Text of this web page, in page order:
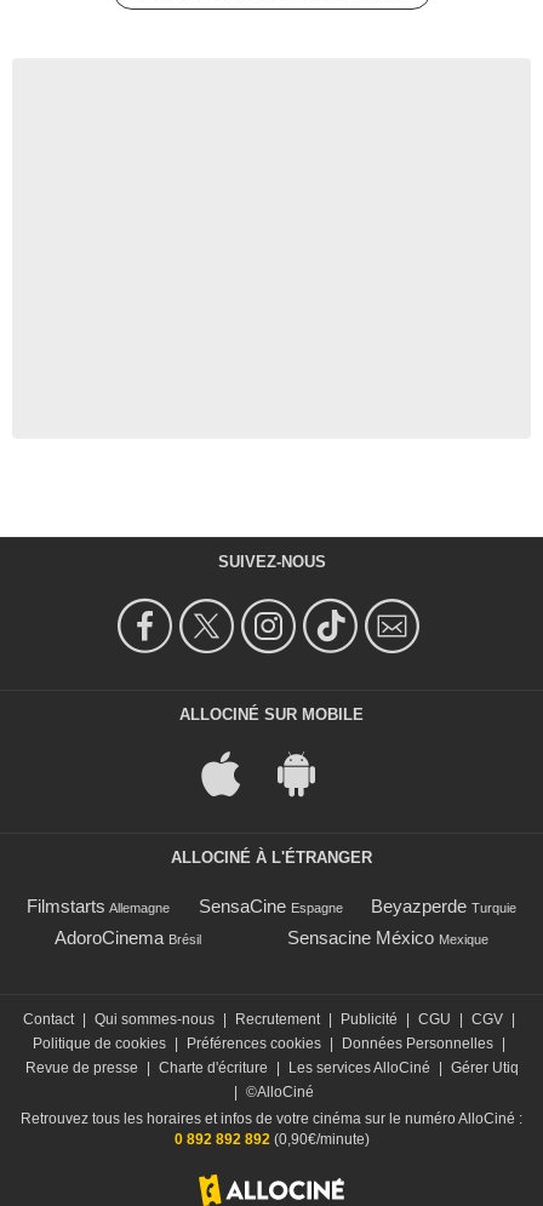
SUIVEZ-NOUS
ALLOCINÉ SUR MOBILE
ALLOCINÉ À L'ÉTRANGER
Filmstarts Allemagne SensaCine Espagne Beyazperde Turquie
AdoroCinema Brésil Sensacine México Mexique
Contact | Qui sommes-nous | Recrutement | Publicité | CGU | CGV |
Politique de cookies | Préférences cookies | Données Personnelles |
Revue de presse
| Charte d'écriture | Les services AlloCiné | Gérer Utiq
| ©AlloCiné
Retrouvez tous les horaires et infos de votre cinéma sur le numéro AlloCiné :
0 892 892 892 (0,90€/minute)